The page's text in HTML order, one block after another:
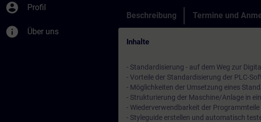
account_circle Profil
info Über uns
durch
Beschreibung Termine und
Inhalte
- Standardisierung - auf dem Weg zur
- Vorteile der Standardisierung der PLC-
- Möglichkeiten der Umsetzung eines
- Strukturierung der Maschine/Anlage in
- Wiederverwendbarkeit der
- Styleguide erstellen und automatisch